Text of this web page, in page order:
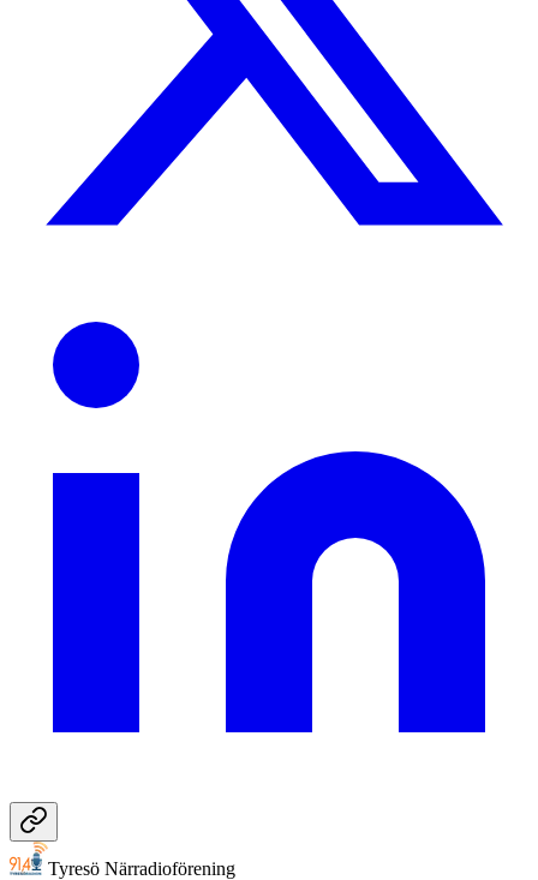
Tyresö Närradioförening